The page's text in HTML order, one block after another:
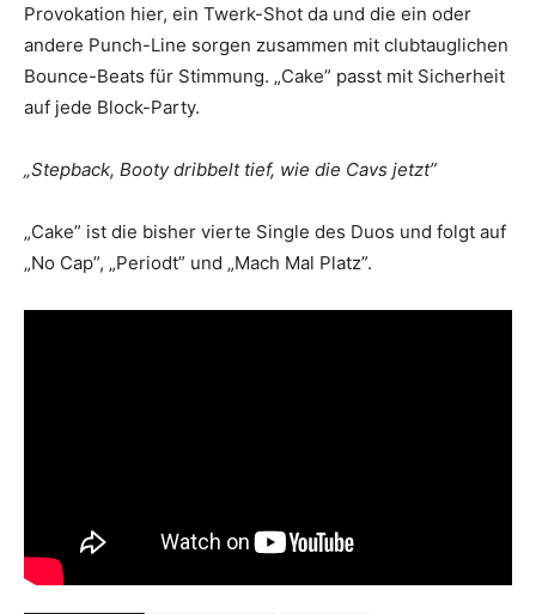
Provokation hier, ein Twerk-Shot da und die ein oder
andere Punch-Line sorgen zusammen mit clubtauglichen
Bounce-Beats für Stimmung. „Cake” passt mit Sicherheit
auf jede Block-Party.
„Stepback, Booty dribbelt tief, wie die Cavs jetzt”
„Cake” ist die bisher vierte Single des Duos und folgt auf
„No Cap”, „Periodt” und „Mach Mal Platz”.